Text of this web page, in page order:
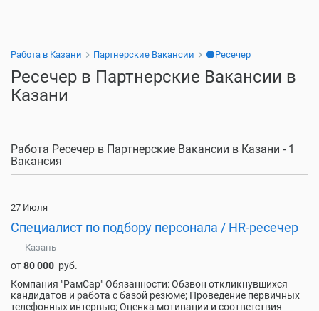
Работа в Казани Партнерские Вакансии ⚫Ресечер
Ресечер в Партнерские Вакансии в
Казани
Работа Ресечер в Партнерские Вакансии в Казани - 1
Вакансия
27 Июля
Специалист по подбору персонала / HR-ресечер
Казань
от80 000 руб.
Компания "РамСар" Обязанности: Обзвон откликнувшихся
кандидатов и работа с базой резюме; Проведение первичных
телефонных интервью; Оценка мотивации и соответствия